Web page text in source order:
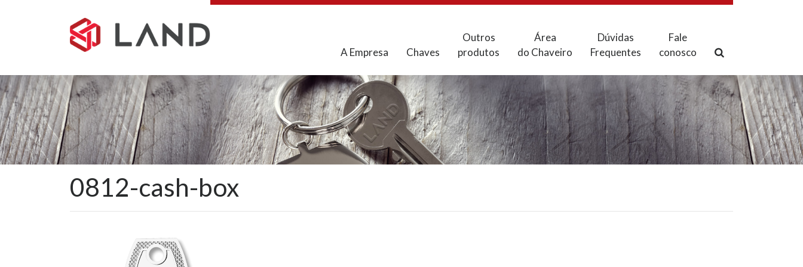
A Empresa Chaves
Outros
produtos
Área
do Chaveiro
Dúvidas
Frequentes
Fale
conosco
0812-cash-box